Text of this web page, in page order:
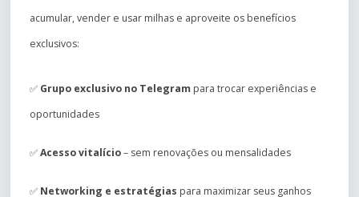
acumular, vender e usar milhas e aproveite os benefícios
exclusivos:
✅ Grupo exclusivo no Telegram para trocar experiências e
oportunidades
✅Acesso vitalício– sem renovações ou mensalidades
✅ Networking e estratégias para maximizar seus ganhos